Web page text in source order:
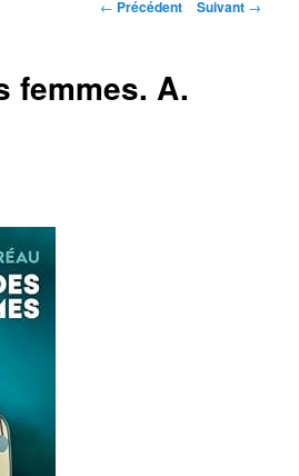
← Précédent Suivant →
femmes. A.